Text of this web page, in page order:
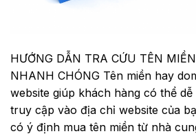
HƯỚNG DẪN TRA CỨU TÊN
NHANH CHÓNG Tên miền hay
website giúp khách hàng có thể
truy cập vào địa chỉ website của
có ý định mua tên miền từ nhà